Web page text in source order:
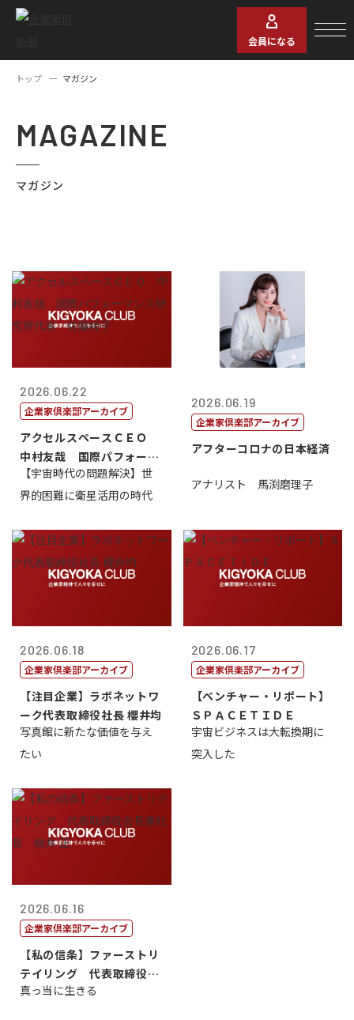
会員になる
トップ マガジン
MAGAZINE
マガジン
2026.06.22
企業家倶楽部アーカイブ
アクセルスペースＣＥＯ
中村友哉 国際パフォーマ
ンス研究所代...
【宇宙時代の問題解決】世
界的困難に衛星活用の時代
2026.06.19
企業家倶楽部アーカイブ
アフターコロナの日本経済
アナリスト 馬渕磨理子
2026.06.18
企業家倶楽部アーカイブ
【注目企業】ラボネットワ
ーク代表取締役社長 櫻井均
写真館に新たな価値を与え
たい
2026.06.17
企業家倶楽部アーカイブ
【ベンチャー・リポート】
ＳＰＡＣＥＴＩＤＥ
宇宙ビジネスは大転換期に
突入した
2026.06.16
企業家倶楽部アーカイブ
【私の信条】ファーストリ
テイリング 代表取締役会
長兼社長 柳...
真っ当に生きる